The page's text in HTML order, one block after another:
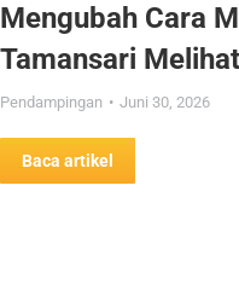
Mengubah Cara
Tamansari
Pendampingan Juni 30, 2026
Baca artikel